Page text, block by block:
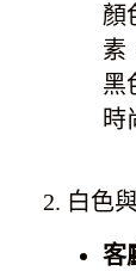
顏
素
黑
時
2. 白色
客